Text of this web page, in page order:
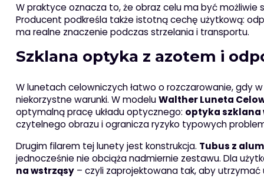
W praktyce oznacza to, że obraz celu ma być
Producent podkreśla także istotną cechę użytkową:
ma realne znaczenie podczas strzelania i transportu.
Szklana optyka z azotem i
W lunetach celowniczych łatwo o rozczarowanie, gdy
niekorzystne warunki. W modeluWalther Luneta
optymalną pracę układu optycznego: optyka szklana
czytelnego obrazu i ogranicza ryzyko typowych
Drugim filarem tej lunety jest konstrukcja. Tubus z
jednocześnie nie obciąża nadmiernie zestawu. Dla
na wstrząsy– czyli zaprojektowana tak, aby utrzymać